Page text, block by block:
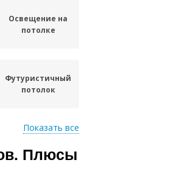
Освещение на
потолке
Футуристичный
потолок
Показать все
Плюсы